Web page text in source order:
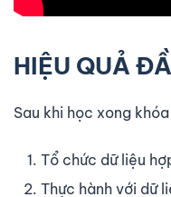
HIỆU QUẢ
Sau khi học xong
Tổ chức dữ liệu
Thực hành với dữ